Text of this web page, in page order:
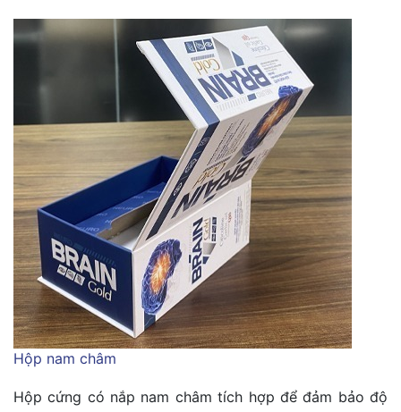
Hộp nam châm
Hộp cứng có nắp nam châm tích hợp để đảm bảo độ